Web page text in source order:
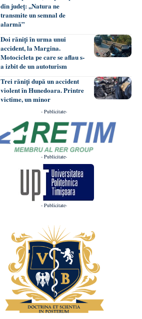
din județ: ,,Natura ne
transmite un semnal de
alarmă”
Doi răniți în urma unui
accident, la Margina.
Motocicleta pe care se aflau s-
a izbit de un autoturism
Trei răniți după un accident
violent în Hunedoara. Printre
victime, un minor
- Publicitate-
- Publicitate-
- Publicitate-